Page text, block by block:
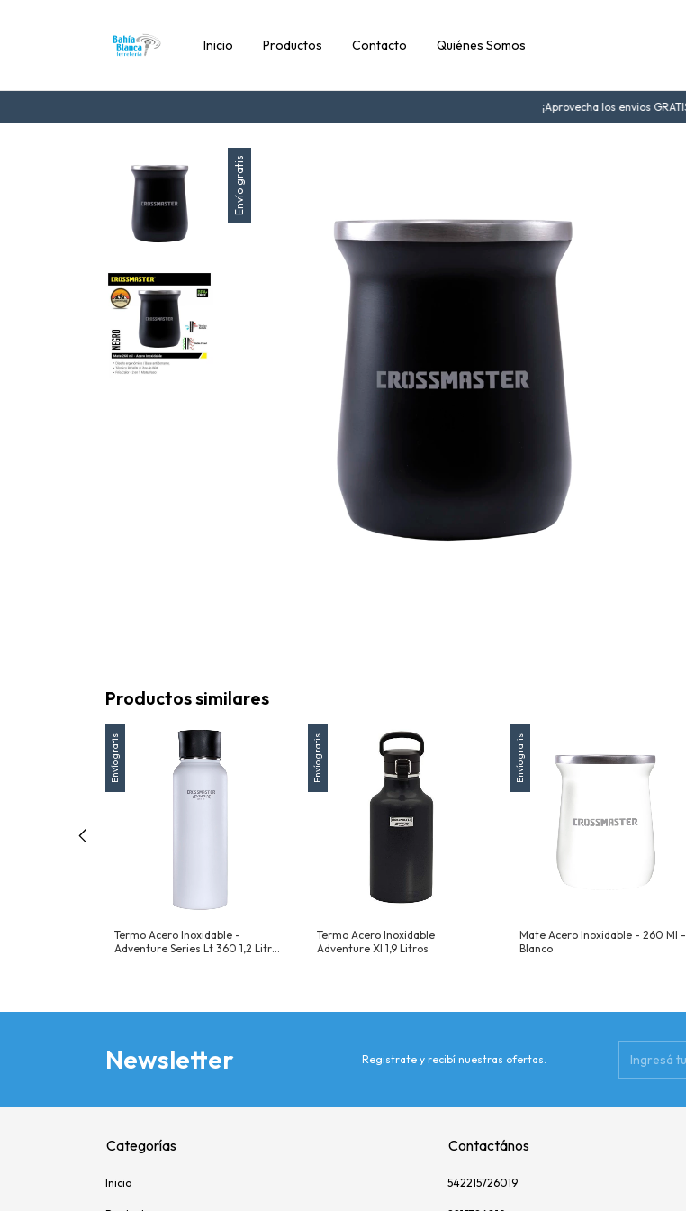
Inicio Productos Contacto Quiénes Somos
¡Aprovecha los envios
Envío gratis
Productos similares
Envío gratis
Termo Acero Inoxidable -
Adventure Series Lt 360 1,2 Litros
Envío gratis
Termo Acero Inoxidable
Adventure Xl 1,9 Litros
Envío gratis
Mate Acero Inoxidable - 260 Ml -
Blanco
Newsletter Registrate y recibí nuestras ofertas.
Categorías
Inicio
Contactános
542215726019